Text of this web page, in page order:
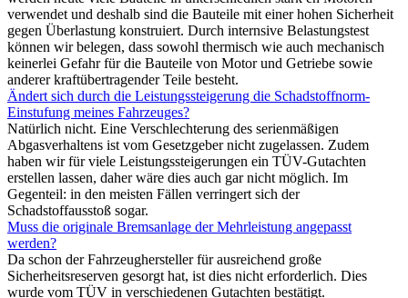
verwendet und deshalb sind die Bauteile mit einer hohen Sicherheit
gegen Überlastung konstruiert. Durch internsive Belastungstest
können wir belegen, dass sowohl thermisch wie auch mechanisch
keinerlei Gefahr für die Bauteile von Motor und Getriebe sowie
anderer kraftübertragender Teile besteht.
Ändert sich durch die Leistungssteigerung die Schadstoffnorm-
Einstufung meines Fahrzeuges?
Natürlich nicht. Eine Verschlechterung des serienmäßigen
Abgasverhaltens ist vom Gesetzgeber nicht zugelassen. Zudem
haben wir für viele Leistungssteigerungen ein TÜV-Gutachten
erstellen lassen, daher wäre dies auch gar nicht möglich. Im
Gegenteil: in den meisten Fällen verringert sich der
Schadstoffausstoß sogar.
Muss die originale Bremsanlage der Mehrleistung angepasst
werden?
Da schon der Fahrzeughersteller für ausreichend große
Sicherheitsreserven gesorgt hat, ist dies nicht erforderlich. Dies
wurde vom TÜV in verschiedenen Gutachten bestätigt.